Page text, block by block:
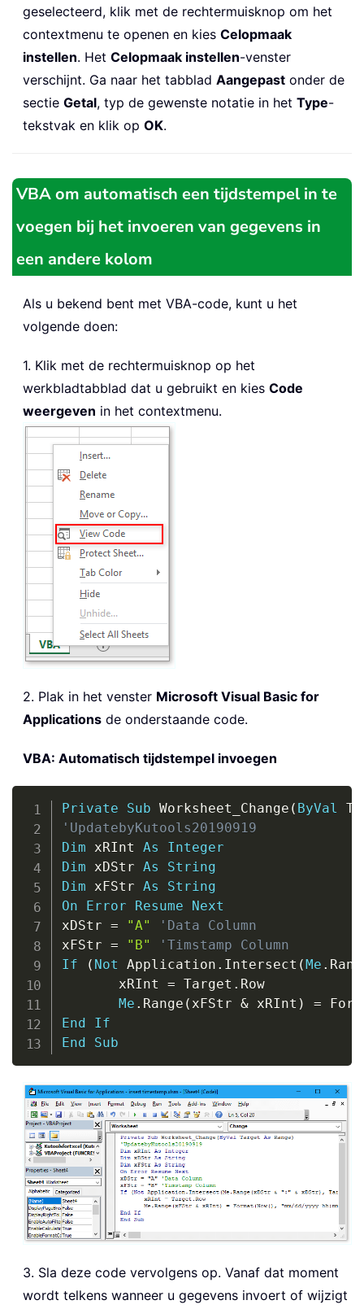
geselecteerd, klik met de rechtermuisknop om het
contextmenu te openen en kies Celopmaak
instellen. Het Celopmaak instellen-venster
verschijnt. Ga naar het tabblad Aangepast onder de
sectie Getal, typ de gewenste notatie in het Type-
tekstvak en klik op OK.
VBA om automatisch een tijdstempel in te
voegen bij het invoeren van gegevens in
een andere kolom
Als u bekend bent met VBA-code, kunt u het
volgende doen:
1. Klik met de rechtermuisknop op het
werkbladtabblad dat u gebruikt en kies Code
weergeven in het contextmenu.
2. Plak in het venster Microsoft Visual Basic for
Applications de onderstaande code.
VBA: Automatisch tijdstempel invoegen
Private Sub Worksheet_Change ( ByVal
'UpdatebyKutools20190919
Dim xRInt As
Integer
Dim xDStr As
String
Dim xFStr As
String
On
Error Resume
Next
xDStr = "A"
'Data Column
xFStr = "B"
'Timstamp Column
If
( Not Application . Intersect ( Me .
       xRInt
= Target . Row
Me . Range ( xFStr & xRInt ) =
End
If
End
Sub
Copy
3. Sla deze code vervolgens op. Vanaf dat moment
wordt telkens wanneer u gegevens invoert of wijzigt